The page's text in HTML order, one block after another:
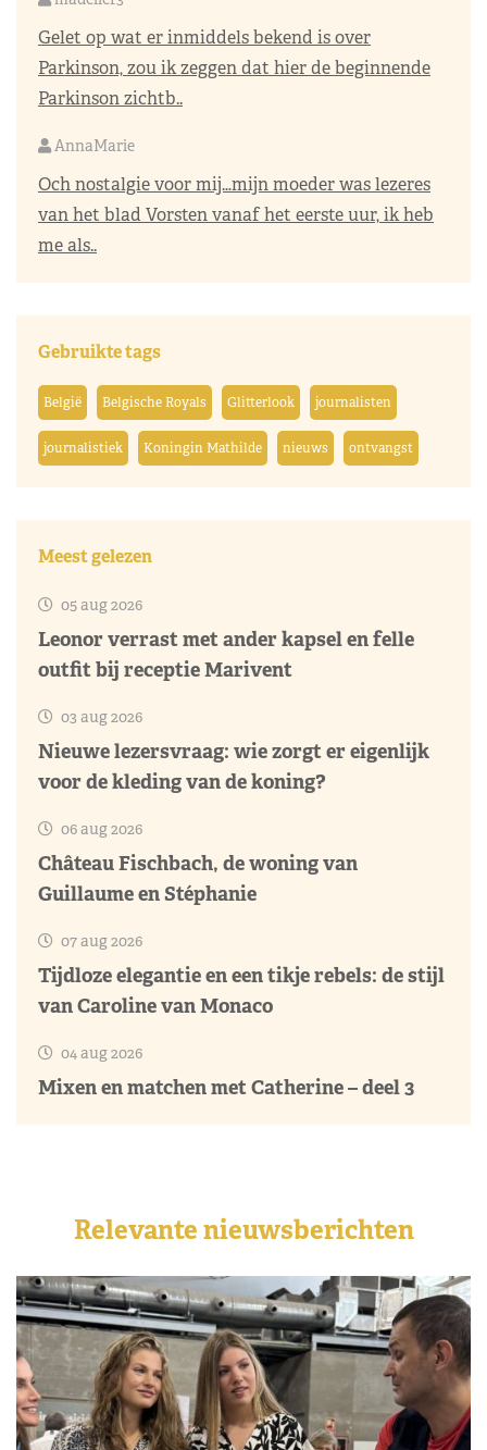
Gelet op wat er inmiddels bekend is over
Parkinson, zou ik zeggen dat hier de beginnende
Parkinson zichtb..
AnnaMarie
Och nostalgie voor mij…mijn moeder was lezeres
van het blad Vorsten vanaf het eerste uur, ik heb
me als..
Gebruikte tags
België Belgische Royals Glitterlook journalisten
journalistiek Koningin Mathilde nieuws ontvangst
Meest gelezen
05 aug 2026
Leonor verrast met ander kapsel en felle
outfit bij receptie Marivent
03 aug 2026
Nieuwe lezersvraag: wie zorgt er eigenlijk
voor de kleding van de koning?
06 aug 2026
Château Fischbach, de woning van
Guillaume en Stéphanie
07 aug 2026
Tijdloze elegantie en een tikje rebels: de stijl
van Caroline van Monaco
04 aug 2026
Mixen en matchen met Catherine – deel 3
Relevante nieuwsberichten